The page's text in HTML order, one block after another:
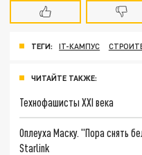
ТЕГИ: IT-КАМПУС
ЧИТАЙТЕ ТАКЖЕ:
Технофашисты XXI века
Оплеуха Маску. "Пора снять
Starlink